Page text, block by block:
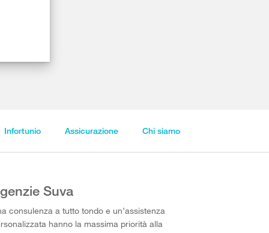
Infortunio Assicurazione Chi siamo
Suva
consulenza a tutto tondo e un’assistenza
hanno la massima priorità alla